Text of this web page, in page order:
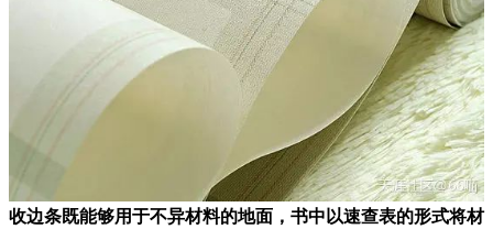
收边条既能够用于不异材料的地面，书中以速查表的形式将材